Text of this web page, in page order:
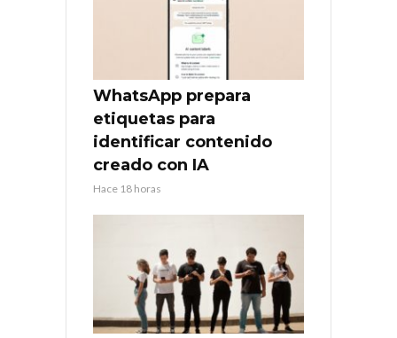
WhatsApp prepara
etiquetas para
identificar contenido
creado con IA
Hace 18 horas